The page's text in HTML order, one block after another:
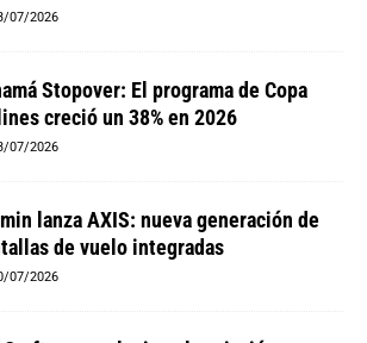
07/2026
Stopover: El programa de Copa
creció un 38% en 2026
07/2026
lanza AXIS: nueva generación de
de vuelo integradas
07/2026